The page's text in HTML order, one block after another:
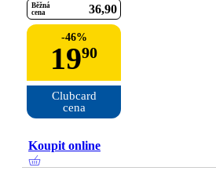
Běžná
cena
36 90
-46%
1990
Clubcard
cena
Koupit online